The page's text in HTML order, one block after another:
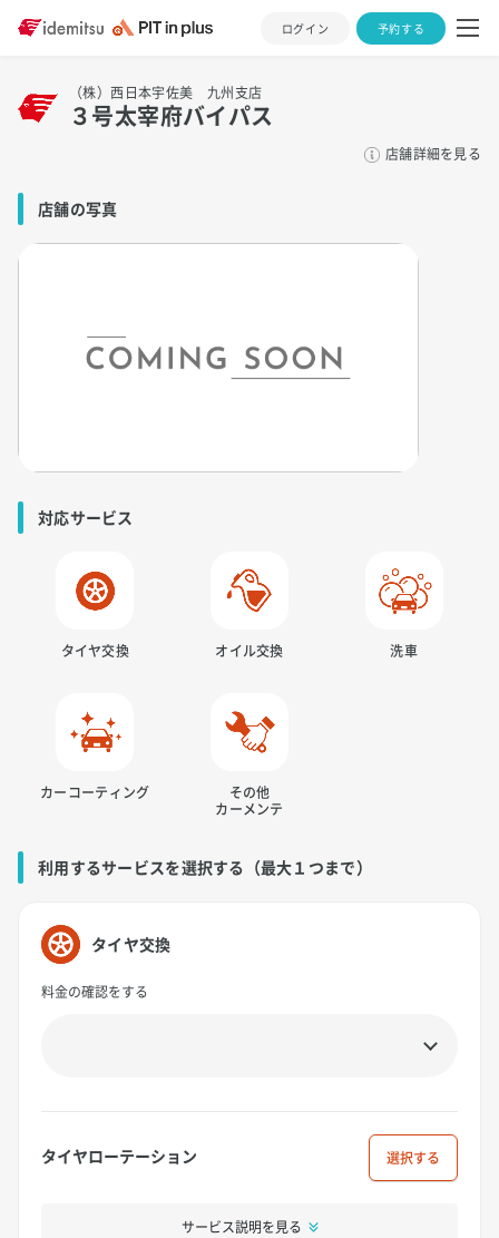
ログイン 予約する
（株）西日本宇佐美 九州支店
３号太宰府バイパス
店舗詳細を見る
店舗の写真
対応サービス
タイヤ交換 オイル交換 洗車
カーコーティング
その他
カーメンテ
利用するサービスを選択する（最大１つまで）
タイヤ交換
料金の確認をする
タイヤローテーション 選択
サービス説明を見る